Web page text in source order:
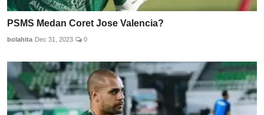
PSMS Medan Coret Jose Valencia?
bolahita Dec 31, 2023 0